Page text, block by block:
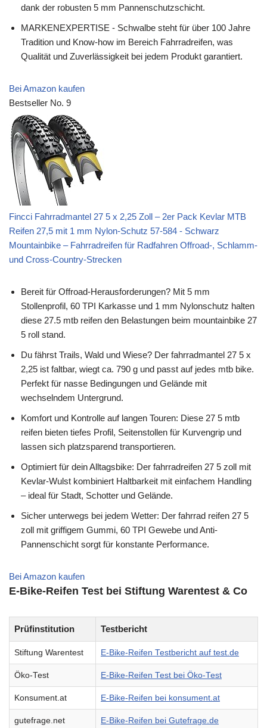
dank der robusten 5 mm Pannenschutzschicht.
MARKENEXPERTISE - Schwalbe steht für über 100 Jahre
Tradition und Know-how im Bereich Fahrradreifen, was
Qualität und Zuverlässigkeit bei jedem Produkt garantiert.
Bei Amazon kaufen
Bestseller No. 9
Fincci Fahrradmantel 27 5 x 2,25 Zoll – 2er Pack Kevlar MTB
Reifen 27,5 mit 1 mm Nylon-Schutz 57-584 - Schwarz
Mountainbike – Fahrradreifen für Radfahren Offroad-, Schlamm-
und Cross-Country-Strecken
Bereit für Offroad-Herausforderungen? Mit 5 mm
Stollenprofil, 60 TPI Karkasse und 1 mm Nylonschutz halten
diese 27.5 mtb reifen den Belastungen beim mountainbike 27
5 roll stand.
Du fährst Trails, Wald und Wiese? Der fahrradmantel 27 5 x
2,25 ist faltbar, wiegt ca. 790 g und passt auf jedes mtb bike.
Perfekt für nasse Bedingungen und Gelände mit
wechselndem Untergrund.
Komfort und Kontrolle auf langen Touren: Diese 27 5 mtb
reifen bieten tiefes Profil, Seitenstollen für Kurvengrip und
lassen sich platzsparend transportieren.
Optimiert für dein Alltagsbike: Der fahrradreifen 27 5 zoll mit
Kevlar-Wulst kombiniert Haltbarkeit mit einfachem Handling
– ideal für Stadt, Schotter und Gelände.
Sicher unterwegs bei jedem Wetter: Der fahrrad reifen 27 5
zoll mit griffigem Gummi, 60 TPI Gewebe und Anti-
Pannenschicht sorgt für konstante Performance.
Bei Amazon kaufen
E-Bike-Reifen Test bei Stiftung Warentest & Co
Prüfinstitution Testbericht
Stiftung Warentest E-Bike-Reifen Testbericht auf test.de
Öko-Test E-Bike-Reifen Test bei Öko-Test
Konsument.at E-Bike-Reifen bei konsument.at
gutefrage.net E-Bike-Reifen bei Gutefrage.de